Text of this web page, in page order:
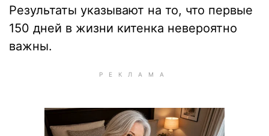
Результаты указывают на то, что первые
150 дней в жизни китенка невероятно
важны.